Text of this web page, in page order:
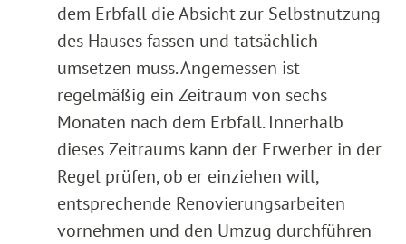
dem Erbfall die Absicht zur Selbstnutzung
des Hauses fassen und tatsächlich
umsetzen muss. Angemessen ist
regelmäßig ein Zeitraum von sechs
Monaten nach dem Erbfall. Innerhalb
dieses Zeitraums kann der Erwerber in der
Regel prüfen, ob er einziehen will,
entsprechende Renovierungsarbeiten
vornehmen und den Umzug durchführen